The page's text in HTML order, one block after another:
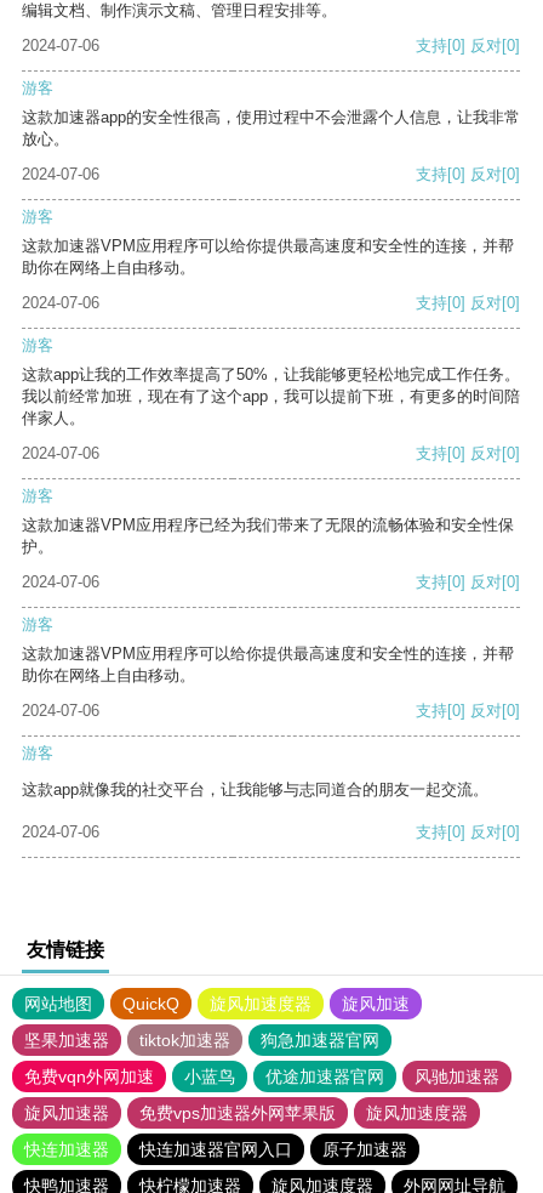
编辑文档、制作演示文稿、管理日程安排等。
2024-07-06
支持[0] 反对[0]
游客
这款加速器app的安全性很高，使用过程中不会泄露个人信息，让我非常
放心。
2024-07-06
支持[0] 反对[0]
游客
这款加速器VPM应用程序可以给你提供最高速度和安全性的连接，并帮
助你在网络上自由移动。
2024-07-06
支持[0] 反对[0]
游客
这款app让我的工作效率提高了50%，让我能够更轻松地完成工作任务。
我以前经常加班，现在有了这个app，我可以提前下班，有更多的时间陪
伴家人。
2024-07-06
支持[0] 反对[0]
游客
这款加速器VPM应用程序已经为我们带来了无限的流畅体验和安全性保
护。
2024-07-06
支持[0] 反对[0]
游客
这款加速器VPM应用程序可以给你提供最高速度和安全性的连接，并帮
助你在网络上自由移动。
2024-07-06
支持[0] 反对[0]
游客
这款app就像我的社交平台，让我能够与志同道合的朋友一起交流。
2024-07-06 支持[0] 反对[0]
友情链接
网站地图 QuickQ 旋风加速度器
旋风加速
坚果加速器
tiktok加速器
狗急加速器官网
免费vqn外网加速
小蓝鸟 优途加速器官网
风驰加速器
旋风加速器
免费vps加速器外网苹果版
旋风加速度器
快连加速器
快连加速器官网入口
原子加速器
快鸭加速器
快柠檬加速器 旋风加速度器 外网网址导航